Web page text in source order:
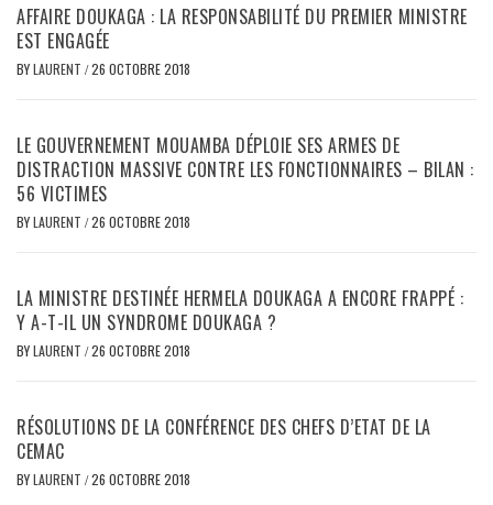
AFFAIRE DOUKAGA : LA RESPONSABILITÉ DU PREMIER MINISTRE
EST ENGAGÉE
BYLAURENT /26 OCTOBRE 2018
LE GOUVERNEMENT MOUAMBA DÉPLOIE SES ARMES DE
DISTRACTION MASSIVE CONTRE LES FONCTIONNAIRES – BILAN :
56 VICTIMES
BYLAURENT /26 OCTOBRE 2018
LA MINISTRE DESTINÉE HERMELA DOUKAGA A ENCORE FRAPPÉ :
Y A-T-IL UN SYNDROME DOUKAGA ?
BYLAURENT /26 OCTOBRE 2018
RÉSOLUTIONS DE LA CONFÉRENCE DES CHEFS D’ETAT DE LA
CEMAC
BYLAURENT /26 OCTOBRE 2018